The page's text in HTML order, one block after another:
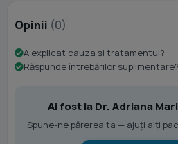
Opinii (0)
A explicat cauza și tratamentul?
Răspunde întrebărilor suplimentare?
Ai fost la Dr. Adriana
Spune-ne părerea ta — ajuți alți